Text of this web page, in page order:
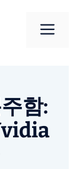
메
함: